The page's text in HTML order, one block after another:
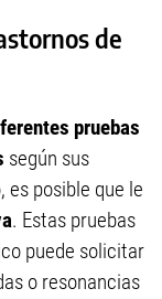
de
pruebas
según sus
posible que le
. Estas pruebas
puede solicitar
o resonancias